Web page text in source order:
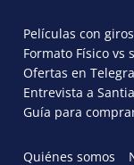
Películas con
Formato Físico vs
Ofertas en
Entrevista a
Guía para
Quiénes somos